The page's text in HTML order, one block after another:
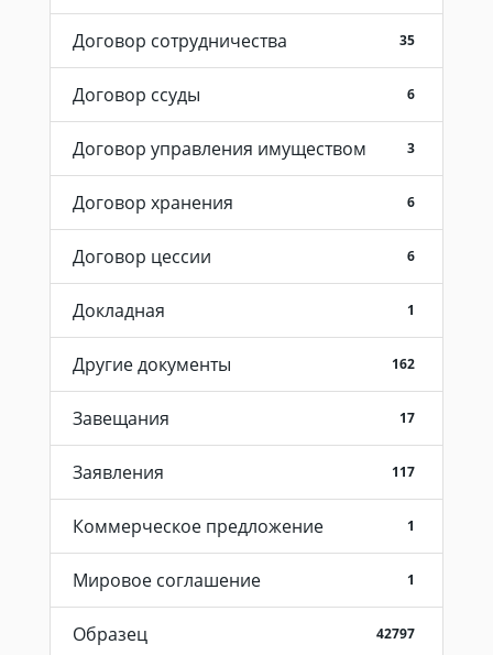
Договор сотрудничества 35
Договор ссуды 6
Договор управления имуществом 3
Договор хранения 6
Договор цессии 6
Докладная 1
Другие документы 162
Завещания 17
Заявления 117
Коммерческое предложение 1
Мировое соглашение 1
Образец 42797